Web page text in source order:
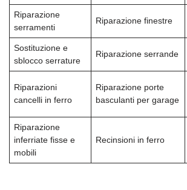
Riparazione
serramenti
Riparazione finestre
Sostituzione e
sblocco serrature
Riparazione serrande
Riparazioni
cancelli in ferro
Riparazione porte
basculanti per garage
Riparazione
inferriate fisse e
mobili
Recinsioni in ferro